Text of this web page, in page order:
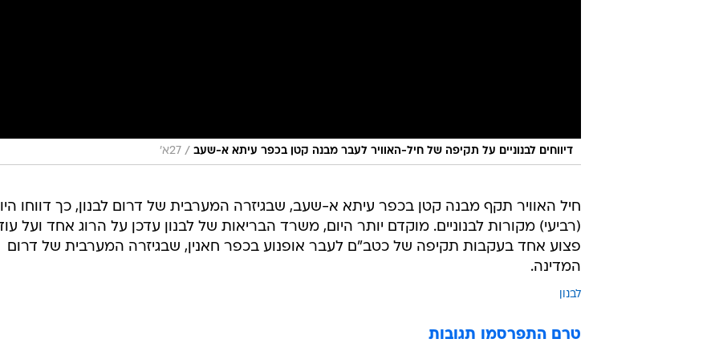
דיווחים לבנוניים על תקיפה של חיל-האוויר לעבר מבנה קטן בכפר עיתא א-שעב / 27א'
חיל האוויר תקף מבנה קטן בכפר עיתא א-שעב, שבגיזרה המערבית של דרום לבנון, כך דווחו
(רביעי) מקורות לבנוניים. מוקדם יותר היום, משרד הבריאות של לבנון עדכן על הרוג אחד ועל
פצוע אחד בעקבות תקיפה של כטב"ם לעבר אופנוע בכפר חאנין, שבגיזרה המערבית של דרום
המדינה.
לבנון
טרם התפרסמו תגובות